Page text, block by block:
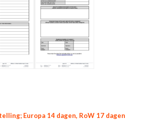
Europa 14 dagen, RoW 17 dagen